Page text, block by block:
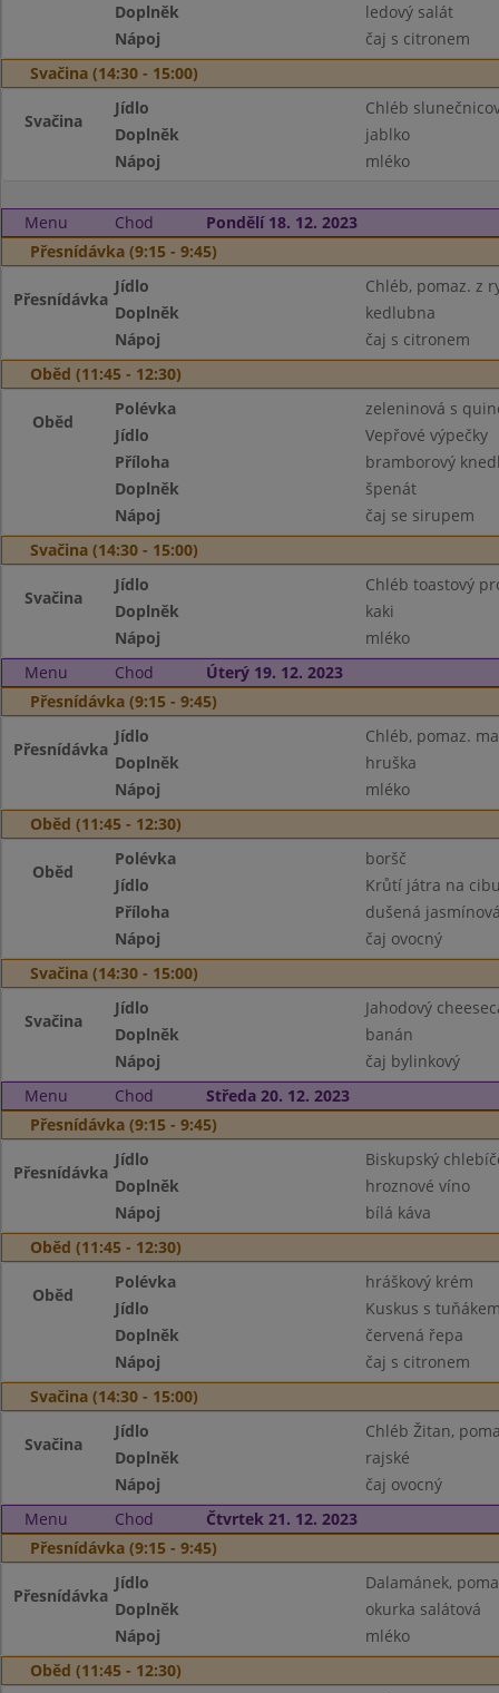
Doplněk
ledový salát
Nápoj
čaj s citronem
Svačina (14:30 - 15:00)
Svačina
Jídlo
Chléb
Doplněk
jablko
Nápoj
mléko
Menu Chod
Pondělí 18. 12. 2023
Přesnídávka (9:15 - 9:45)
Přesnídávka
Jídlo
Chléb, pomaz. z
Doplněk
kedlubna
Nápoj
čaj s citronem
Oběd (11:45 - 12:30)
Oběd
Polévka
zeleninová s
Jídlo
Vepřové výpečky
Příloha
bramborový
Doplněk
špenát
Nápoj
čaj se sirupem
Svačina (14:30 - 15:00)
Svačina
Jídlo
Chléb toastový
Doplněk
kaki
Nápoj
mléko
Menu
Chod
Úterý 19. 12. 2023
Přesnídávka (9:15 - 9:45)
Přesnídávka
Jídlo
Chléb, pomaz.
Doplněk
hruška
Nápoj
mléko
Oběd (11:45 - 12:30)
Oběd
Polévka
boršč
Jídlo
Krůtí játra na
Příloha
dušená
Nápoj
čaj ovocný
Svačina (14:30 - 15:00)
Svačina
Jídlo
Jahodový
Doplněk
banán
Nápoj
čaj bylinkový
Menu
Chod
Středa 20. 12. 2023
Přesnídávka (9:15 - 9:45)
Přesnídávka
Jídlo
Biskupský
Doplněk
hroznové víno
Nápoj
bílá káva
Oběd (11:45 - 12:30)
Oběd
Polévka
hráškový krém
Jídlo
Kuskus s
Doplněk
červená řepa
Nápoj
čaj s citronem
Svačina (14:30 - 15:00)
Svačina
Jídlo
Chléb Žitan,
Doplněk
rajské
Nápoj
čaj ovocný
Menu
Chod
Čtvrtek 21. 12. 2023
Přesnídávka (9:15 - 9:45)
Přesnídávka
Jídlo
Dalamánek,
Doplněk
okurka salátová
Nápoj
mléko
Oběd (11:45 - 12:30)